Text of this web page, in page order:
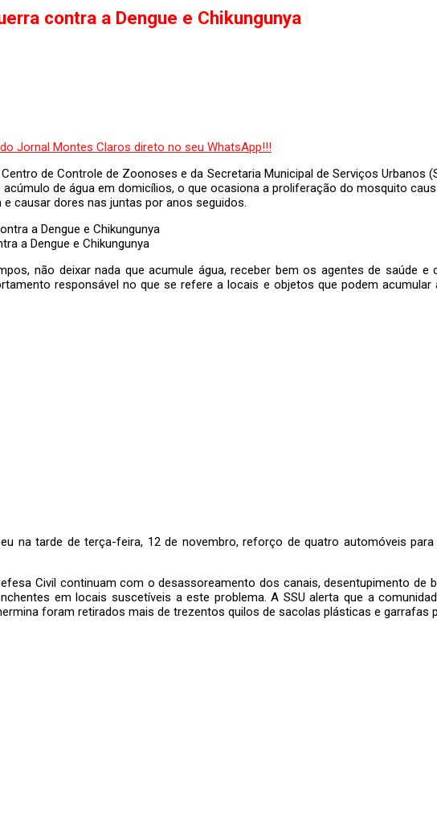
contra a Dengue e Chikungunya
de Controle de Zoonoses e da Secretaria Municipal de Serviços Urbanos
de água em domicílios, o que ocasiona a proliferação do mosquito
causar dores nas juntas por anos seguidos.
a Dengue e Chikungunya
não deixar nada que acumule água, receber bem os agentes de saúde e
responsável no que se refere a locais e objetos que podem
na tarde de terça-feira, 12 de novembro, reforço de quatro automóveis
Civil continuam com o desassoreamento dos canais, desentupimento de
em locais suscetíveis a este problema. A SSU alerta que a
foram retirados mais de trezentos quilos de sacolas plásticas e garrafas